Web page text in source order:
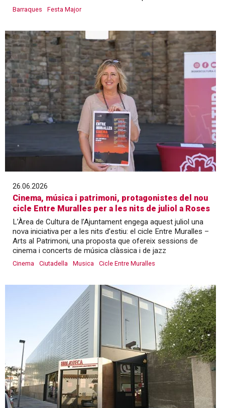
Barraques Festa Major
26.06.2026
Cinema, música i patrimoni, protagonistes del nou
cicle Entre Muralles per a les nits de juliol a Roses
L’Àrea de Cultura de l’Ajuntament engega aquest juliol una
nova iniciativa per a les nits d’estiu: el cicle Entre Muralles –
Arts al Patrimoni, una proposta que ofereix sessions de
cinema i concerts de música clàssica i de jazz
Cinema Ciutadella Musica Cicle Entre Muralles